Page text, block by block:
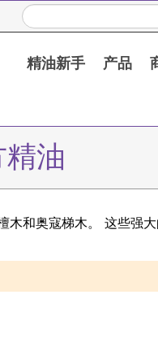
精油新手 产品
油
和奥寇梯木。 这些强